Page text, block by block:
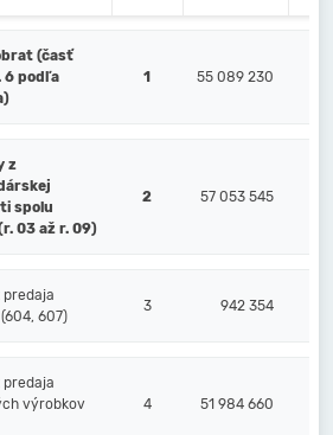
(časť
6 podľa
1 55 089 230
z
spolu
03 až r. 09)
2 57 053 545
predaja
607)
3 942 354
predaja
výrobkov
4 51 984 660